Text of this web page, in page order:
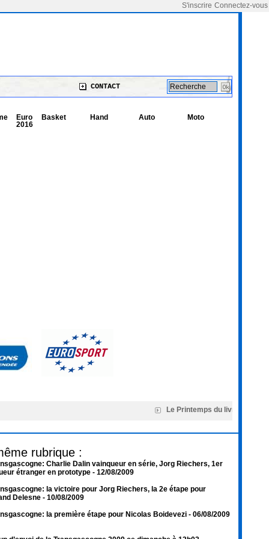
Connectez-vous
S'inscrire
CONTACT
Euro
2016
Basket Hand Auto Moto
Le Printemps du livre de
rubrique :
Charlie Dalin vainqueur en série, Jorg Riechers, 1er
étranger en prototype - 12/08/2009
la victoire pour Jorg Riechers, la 2e étape pour
Delesne - 10/08/2009
la première étape pour Nicolas Boidevezi - 06/08/2009